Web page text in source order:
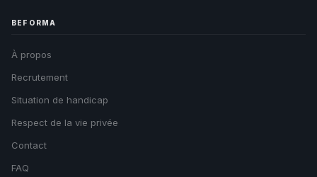
BEFORMA
À propos
Recrutement
Situation de handicap
Respect de la vie privée
Contact
FAQ